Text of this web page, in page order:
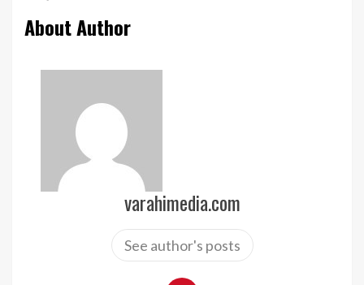
About Author
varahimedia.com
See author's posts